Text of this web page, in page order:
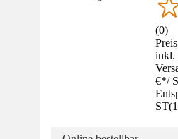
(0)
inkl.
€*/
ST(